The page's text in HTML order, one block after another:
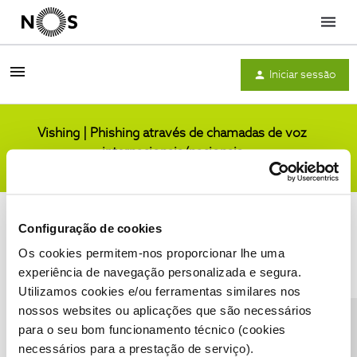
Configuração de cookies
Os cookies permitem-nos proporcionar lhe uma
experiência de navegação personalizada e segura.
Utilizamos cookies e/ou ferramentas similares nos
nossos websites ou aplicações que são necessários
para o seu bom funcionamento técnico (cookies
necessários para a prestação de serviço).
Menu
Iniciar sessão
Vishing | Phishing através de chamadas de voz
internacionais/nacionais
Condições do Fórum NOS Accessibility statement